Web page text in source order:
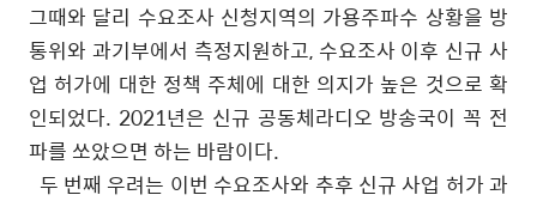
그때와 달리 수요조사 신청지역의 가용주파수 상황을 방
통위와 과기부에서 측정지원하고, 수요조사 이후 신규 사
업 허가에 대한 정책 주체에 대한 의지가 높은 것으로 확
인되었다. 2021년은 신규 공동체라디오 방송국이 꼭 전
파를 쏘았으면 하는 바람이다.
두 번째 우려는 이번 수요조사와 추후 신규 사업 허가 과